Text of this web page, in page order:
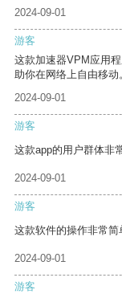
2024-09-01
游客
这款加速器VPM应用
助你在网络上自由移动
2024-09-01
游客
这款app的用户群体非
2024-09-01
游客
这款软件的操作非常简
2024-09-01
游客